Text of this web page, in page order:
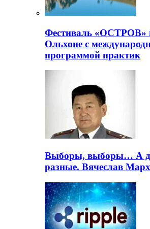
Фестиваль «ОСТРОВ»
Ольхоне с
программой практик
Выборы, выборы… А
разные. Вячеслав